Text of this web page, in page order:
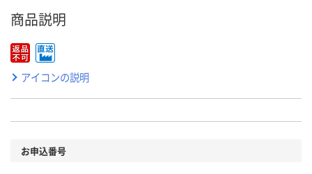
商品説明
アイコンの説明
お申込番号